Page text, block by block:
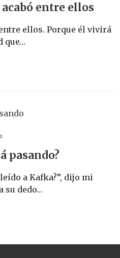
entre ellos
ellos. Porque él vivirá
que…
pasando?
a Kafka?”, dijo mi
su dedo…